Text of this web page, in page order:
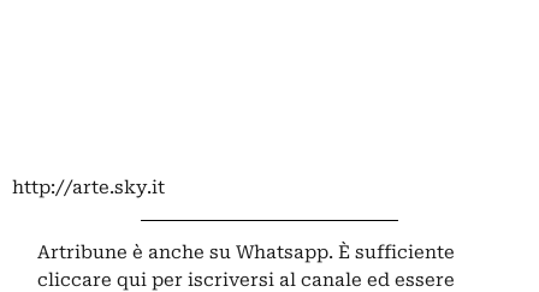
http://arte.sky.it
Artribune è anche su Whatsapp. È sufficiente
cliccare qui per iscriversi al canale ed essere